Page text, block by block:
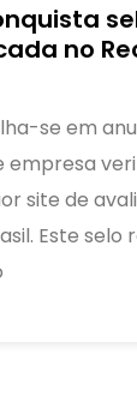
no
se em
empresa
site de
Este selo